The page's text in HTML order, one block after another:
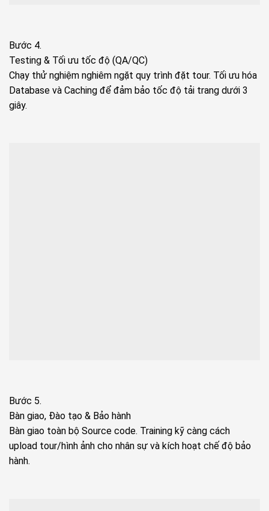
Bước 4.
Testing & Tối ưu tốc độ (QA/QC)
Chạy thử nghiệm nghiêm ngặt quy trình đặt tour. Tối ưu hóa
Database và Caching để đảm bảo tốc độ tải trang dưới 3
giây.
Bước 5.
Bàn giao, Đào tạo & Bảo hành
Bàn giao toàn bộ Source code. Training kỹ càng cách
upload tour/hình ảnh cho nhân sự và kích hoạt chế độ bảo
hành.